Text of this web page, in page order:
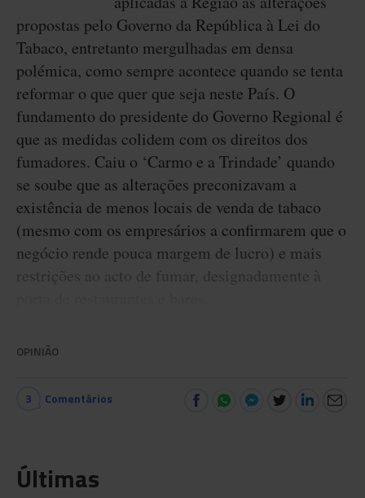
propostas pelo Governo da República à Lei do
Tabaco, entretanto mergulhadas em densa
polémica, como sempre acontece quando se tenta
reformar o que quer que seja neste País. O
fundamento do presidente do Governo Regional é
que as medidas colidem com os direitos dos
fumadores. Caiu o ‘Carmo e a Trindade’ quando
se soube que as alterações preconizavam a
existência de menos locais de venda de tabaco
(mesmo com os empresários a confirmarem que o
negócio rende pouca margem de lucro) e mais
restrições ao acto de fumar, designadamente à
OPINIÃO
3 Comentários
Últimas